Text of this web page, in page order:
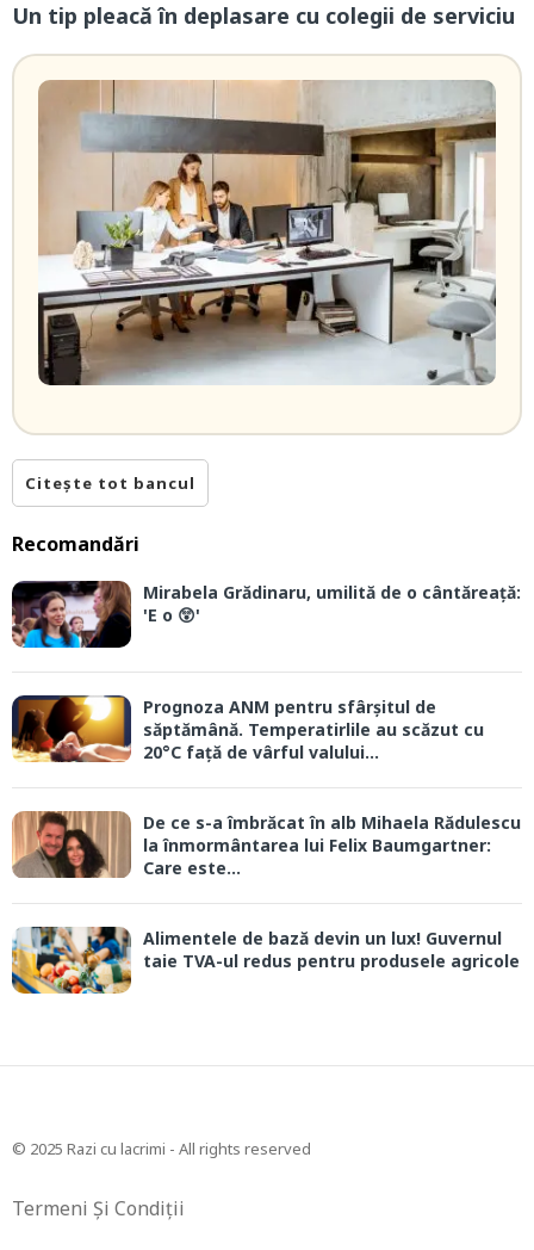
Un tip pleacă în deplasare cu colegii de serviciu
Citește tot bancul
Recomandări
Mirabela Grădinaru, umilită de o cântăreață:
'E o 😲'
Prognoza ANM pentru sfârșitul de
săptămână. Temperatirlile au scăzut cu
20°C față de vârful valului...
De ce s-a îmbrăcat în alb Mihaela Rădulescu
la înmormântarea lui Felix Baumgartner:
Care este...
Alimentele de bază devin un lux! Guvernul
taie TVA-ul redus pentru produsele agricole
© 2025 Razi cu lacrimi - All rights reserved
Termeni Și Condiții